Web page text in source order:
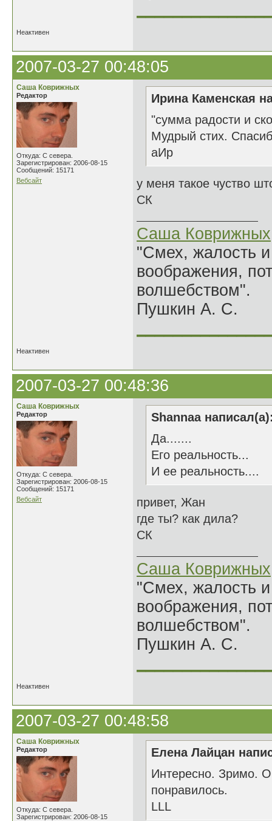
Неактивен
2007-03-27 00:48:05
Саша Коврижных
Редактор
Откуда: С севера.
Зарегистрирован: 2006-08-15
Сообщений: 15171
Вебсайт
Ирина Каменская
"сумма радости и
Мудрый стих.
аИр
у меня такое чуство
СК
Саша Коврижных
"Смех, жалость
воображения,
волшебством".
Пушкин А. С.
Неактивен
2007-03-27 00:48:36
Саша Коврижных
Редактор
Откуда: С севера.
Зарегистрирован: 2006-08-15
Сообщений: 15171
Вебсайт
Shannaa
Да.......
Его реальность...
И ее реальность....
привет, Жан
где ты? как дила?
СК
Саша Коврижных
"Смех, жалость
воображения,
волшебством".
Пушкин А. С.
Неактивен
2007-03-27 00:48:58
Саша Коврижных
Редактор
Откуда: С севера.
Зарегистрирован: 2006-08-15
Елена Лайцан
Интересно. Зримо.
понравилось.
LLL